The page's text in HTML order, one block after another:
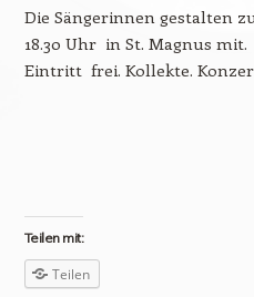
Die Sängerinnen gestalten
18.30 Uhr in St. Magnus mit.
Eintritt frei. Kollekte.
Teilen mit:
Teilen